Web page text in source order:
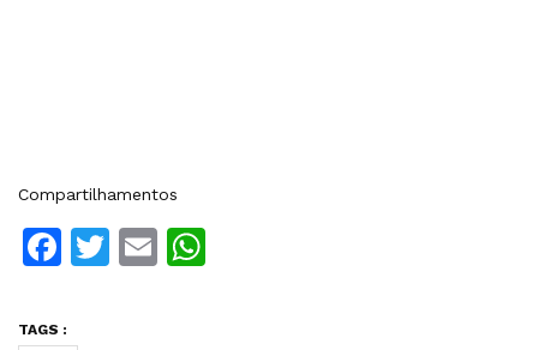
Compartilhamentos
Facebook
Twitter
Email
TAGS :